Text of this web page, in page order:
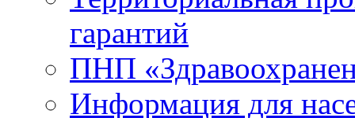
гарантий
ПНП
Информация для